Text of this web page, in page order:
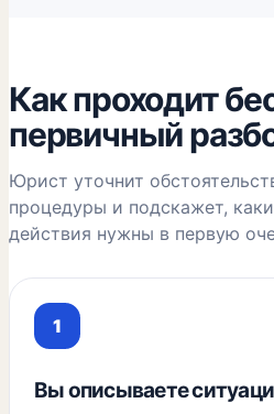
Как проходит
первичный
Юрист уточнит
процедуры и подскажет,
действия нужны в первую
Вы описываете